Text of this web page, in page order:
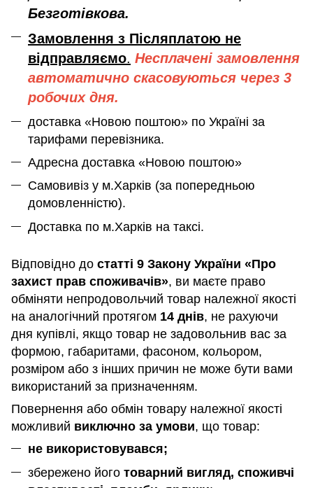
Безготівкова.
Замовлення з Післяплатою не
відправляємо. Несплачені замовлення
автоматично скасовуються через 3
робочих дня.
доставка «Новою поштою» по Україні за
тарифами перевізника.
Адресна доставка «Новою поштою»
Самовивіз у м.Харків (за попередньою
домовленністю).
Доставка по м.Харків на таксі.
Відповідно до статті 9 Закону України «Про
захист прав споживачів», ви маєте право
обміняти непродовольчий товар належної якості
на аналогічний протягом 14 днів, не рахуючи
дня купівлі, якщо товар не задовольнив вас за
формою, габаритами, фасоном, кольором,
розміром або з інших причин не може бути вами
використаний за призначенням.
Повернення або обмін товару належної якості
можливий виключно за умови, що товар:
не використовувався;
збережено його товарний вигляд, споживчі